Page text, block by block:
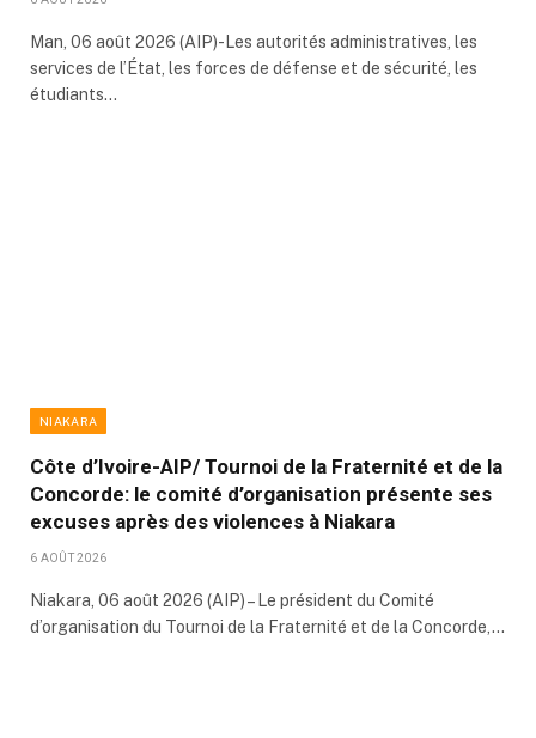
Man, 06 août 2026 (AIP)-Les autorités administratives, les
services de l’État, les forces de défense et de sécurité, les
étudiants…
NIAKARA
Côte d’Ivoire-AIP/ Tournoi de la Fraternité et de la
Concorde: le comité d’organisation présente ses
excuses après des violences à Niakara
6 AOÛT 2026
Niakara, 06 août 2026 (AIP) – Le président du Comité
d’organisation du Tournoi de la Fraternité et de la Concorde,…